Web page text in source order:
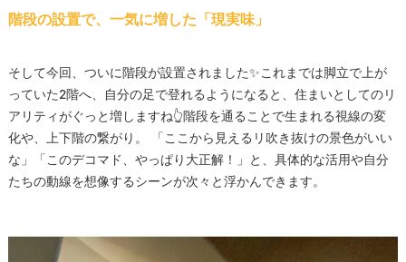
階段の設置で、一気に増した「現実味」
そして今回、ついに階段が設置されました✨これまでは脚立で上が
っていた2階へ、自分の足で登れるようになると、住まいとしてのリ
アリティがぐっと増しますね👆階段を通ることで生まれる視線の変
化や、上下階の繋がり。 「ここから見えるリ吹き抜けの景色がいい
な」「このデコマド、やっぱり大正解！」と、具体的な活用や自分
たちの動線を想像するシーンが次々と浮かんできます。